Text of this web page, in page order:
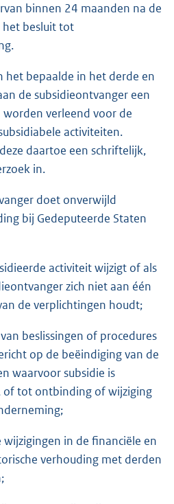
binnen 24 maanden na de
het besluit tot
het bepaalde in het derde en
de subsidieontvanger een
verleend voor de
activiteiten.
daartoe een schriftelijk,
in.
doet onverwijld
bij Gedeputeerde Staten
activiteit wijzigt of als
zich niet aan één
de verplichtingen houdt;
beslissingen of procedures
op de beëindiging van de
waarvoor subsidie is
of tot ontbinding of wijziging
wijzigingen in de financiële en
verhouding met derden